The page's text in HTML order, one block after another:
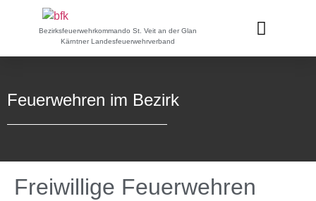
Bezirksfeuerwehrkommando St. Veit an der Glan
Kärntner Landesfeuerwehrverband
Feuerwehren im Bezirk
Freiwillige Feuerwehren